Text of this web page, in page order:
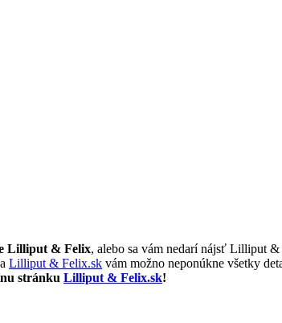
Lilliput & Felix, alebo sa vám nedarí nájsť Lilliput
Lilliput & Felix.sk vám možno neponúkne všetky
stránku Lilliput & Felix.sk!